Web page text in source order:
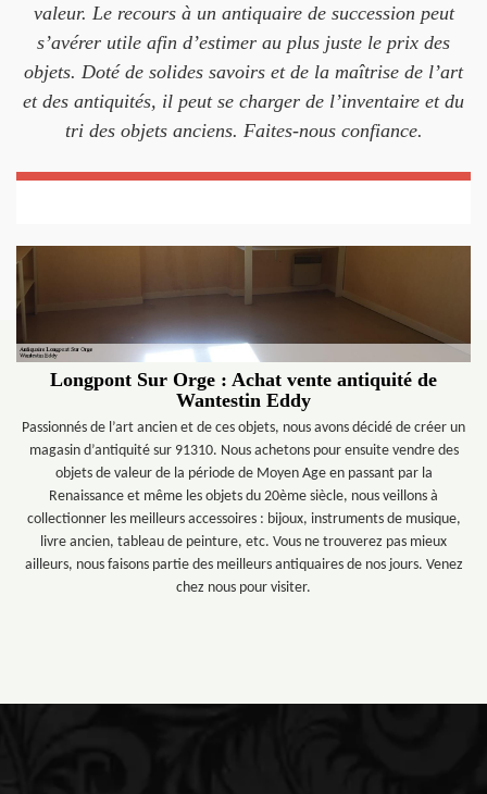
valeur. Le recours à un antiquaire de succession peut
s’avérer utile afin d’estimer au plus juste le prix des
objets. Doté de solides savoirs et de la maîtrise de l’art
et des antiquités, il peut se charger de l’inventaire et du
tri des objets anciens. Faites-nous confiance.
Longpont Sur Orge : Achat vente antiquité de
Wantestin Eddy
Passionnés de l’art ancien et de ces objets, nous avons décidé de créer un
magasin d’antiquité sur 91310. Nous achetons pour ensuite vendre des
objets de valeur de la période de Moyen Age en passant par la
Renaissance et même les objets du 20ème siècle, nous veillons à
collectionner les meilleurs accessoires : bijoux, instruments de musique,
livre ancien, tableau de peinture, etc. Vous ne trouverez pas mieux
ailleurs, nous faisons partie des meilleurs antiquaires de nos jours. Venez
chez nous pour visiter.